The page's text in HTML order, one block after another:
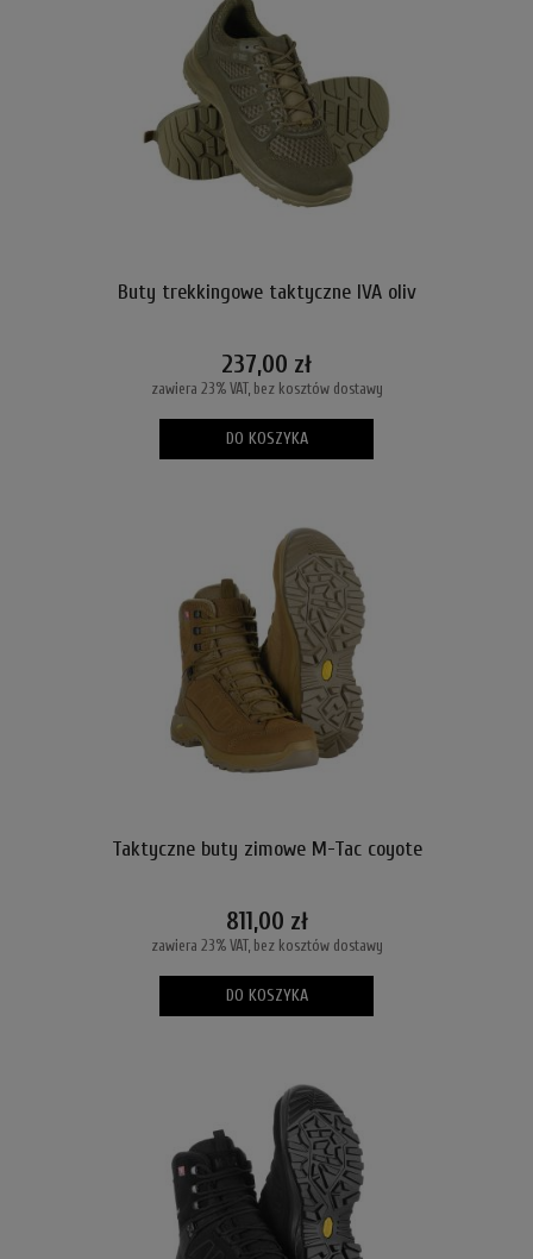
Buty trekkingowe taktyczne IVA oliv
237,00 zł
zawiera 23% VAT, bez kosztów dostawy
DO KOSZYKA
Taktyczne buty zimowe M-Tac coyote
811,00 zł
zawiera 23% VAT, bez kosztów dostawy
DO KOSZYKA